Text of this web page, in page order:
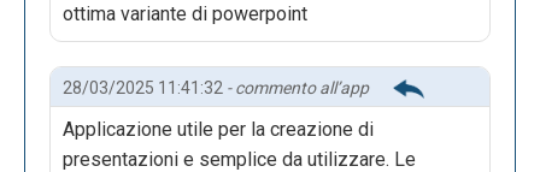
ottima variante di powerpoint
28/03/2025 11:41:32 - commento all’app
Applicazione utile per la creazione di
presentazioni e semplice da utilizzare. Le